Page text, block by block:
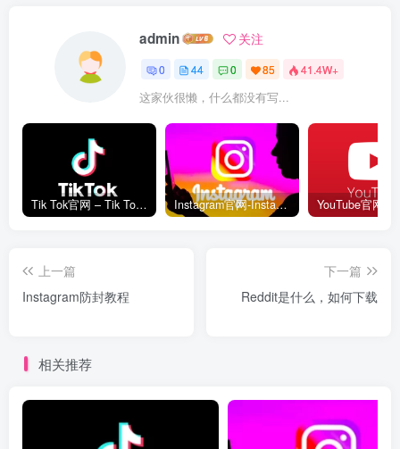
admin 关注
0 44 0 85 41.4W+
这家伙很懒，什么都没有写...
Tik Tok官网 – Tik Tok国际版网页入口 Instagram官网-Instagram网页版入口
上一篇
Instagram防封教程
下一篇
Reddit是什么，如何下载
相关推荐